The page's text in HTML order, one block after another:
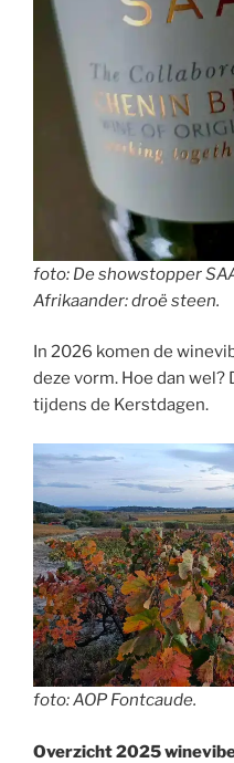
foto: De showstopper
Afrikaander: droë steen.
In 2026 komen de
deze vorm. Hoe dan wel?
tijdens de Kerstdagen.
foto: AOP Fontcaude.
Overzicht 2025